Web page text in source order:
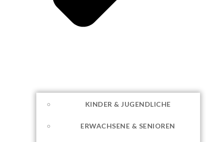
KINDER & JUGENDLICHE
ERWACHSENE & SENIOREN